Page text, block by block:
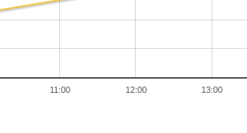
11:00 12:00 13:00